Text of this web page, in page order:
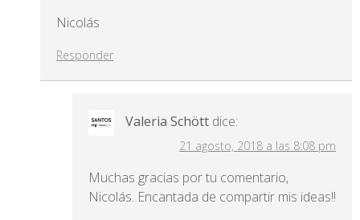
Nicolás
Responder
Valeria Schött dice:
21 agosto, 2018 a las 8:08 pm
Muchas gracias por tu comentario,
Nicolás. Encantada de compartir mis ideas!!